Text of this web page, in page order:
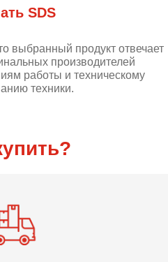
SDS
выбранный продукт отвечает
производителей
работы и техническому
техники.